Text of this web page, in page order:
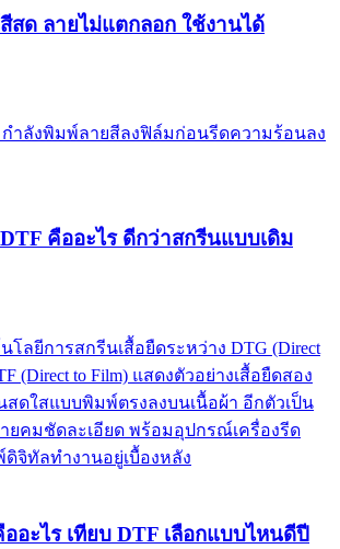
สด ลายไม่แตกลอก ใช้งานได้
คืออะไร ดีกว่าสกรีนแบบเดิม
อะไร เทียบ DTF เลือกแบบไหนดีปี